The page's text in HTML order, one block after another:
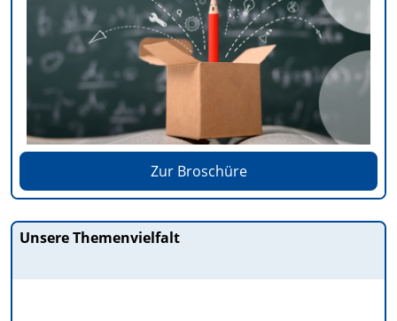
Zur Broschüre
Unsere Themenvielfalt